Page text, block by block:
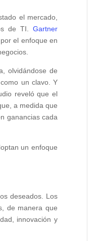
el mercado,
de TI.Gartner
el enfoque en
olvidándose de
un clavo. Y
reveló que el
a medida que
ganancias cada
un enfoque
deseados. Los
de manera que
innovación y